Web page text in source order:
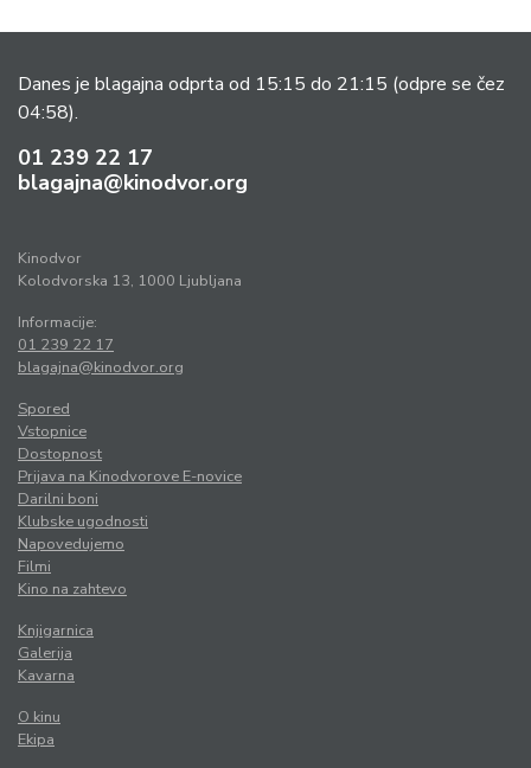
Danes je blagajna odprta od 15:15 do 21:15 (odpre se čez
04:58).
01 239 22 17
blagajna@kinodvor.org
Kinodvor
Kolodvorska 13, 1000 Ljubljana
Informacije:
01 239 22 17
blagajna@kinodvor.org
Spored
Vstopnice
Dostopnost
Prijava na Kinodvorove E-novice
Darilni boni
Klubske ugodnosti
Napovedujemo
Filmi
Kino na zahtevo
Knjigarnica
Galerija
Kavarna
O kinu
Ekipa